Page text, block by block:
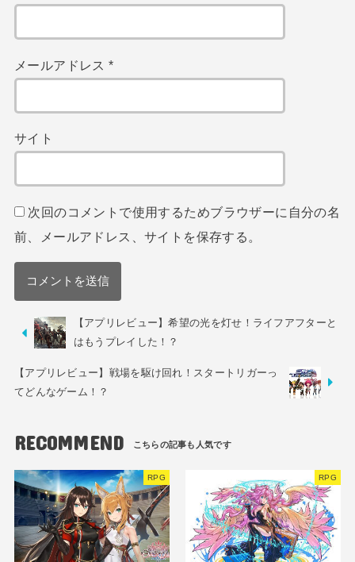
メールアドレス*
サイト
次回のコメントで使用するためブラウザーに自分の名
前、メールアドレス、サイトを保存する。
【アプリレビュー】希望の光を灯せ！ライフアフターと
はもうプレイした！？
【アプリレビュー】戦場を駆け回れ！スタートリガーっ
てどんなゲーム！？
RECOMMEND
RPG RPG